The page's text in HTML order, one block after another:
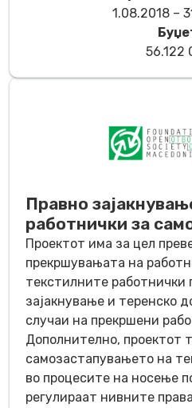
1.08.2018 –
56.122
Правно
работнички за
Проектот има за цел
прекршувањата на
текстилните работнички
зајакнување и теренско
случаи на прекршени
Дополнително, проектот
самозастапувањето на
во процесите на носење
регулираат нивните